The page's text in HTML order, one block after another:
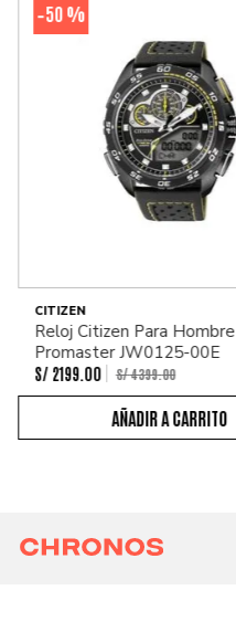
-50 %
CITIZEN
Reloj Citizen Para Hombre
Promaster JW0125-00E
S/ 2199. 00 S/4399.00